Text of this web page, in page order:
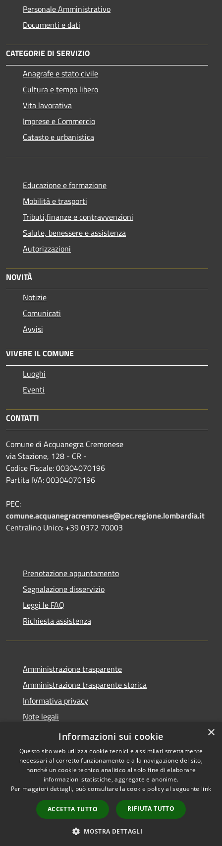
Personale Amministrativo
Documenti e dati
CATEGORIE DI SERVIZIO
Anagrafe e stato civile
Cultura e tempo libero
Vita lavorativa
Imprese e Commercio
Catasto e urbanistica
Educazione e formazione
Mobilità e trasporti
Tributi,finanze e contravvenzioni
Salute, benessere e assistenza
Autorizzazioni
NOVITÀ
Notizie
Comunicati
Avvisi
VIVERE IL COMUNE
Luoghi
Eventi
CONTATTI
Comune di Acquanegra Cremonese
via Stazione, 128 - CR -
Codice Fiscale: 00304070196
Partita IVA: 00304070196
PEC:
comune.acquanegracremonese@pec.regione.lombardia.it
Centralino Unico: +39 0372 70003
Prenotazione appuntamento
Segnalazione disservizio
Leggi le FAQ
Richiesta assistenza
Amministrazione trasparente
Amministrazione trasparente storica
Informativa privacy
Note legali
Dichiarazione di accessibilità
Accessibilità
Copyright © 2026 • Comune di
Acquanegra Cremonese •
Powered byMunicipium
Accesso redazione
×
Informazioni sui cookie
Questo sito web utilizza cookie tecnici e assimilati strettamente
necessari al corretto funzionamento e alla navigazione del sito,
nonché un cookie tecnico analitico al solo fine di elaborare
informazioni statistiche, aggregate e anonime.
Per maggiori dettagli, può consultare la cookie policy al seguente link
ACCETTA TUTTO RIFIUTA TUTTO
MOSTRA DETTAGLI